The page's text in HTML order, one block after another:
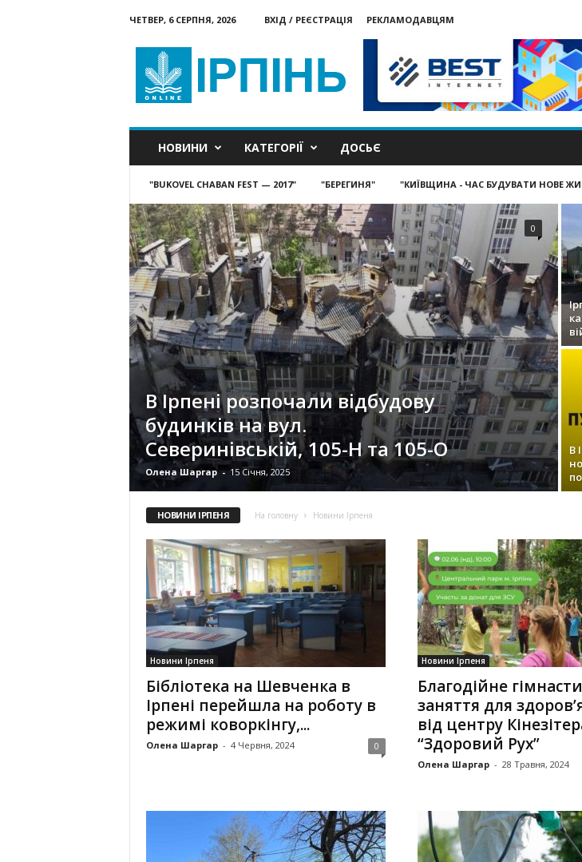
ЧЕТВЕР, 6 СЕРПНЯ, 2026 ВХІД / РЕЄСТРАЦІЯ
РЕКЛАМОДАВЦЯМ
онлайн
НОВИНИ КАТЕГОРІЇ ДОСЬЄ
"BUKOVEL CHABAN FEST — 2017" "БЕРЕГИНЯ" "КИЇВЩИНА - ЧАС БУДУВАТИ НОВЕ
В Ірпені розпочали відбудову
будинків на вул.
Северинівській, 105-Н та 105-О
Олена Шаргар - 15 Січня, 2025
0
В
НОВИНИ ІРПЕНЯ На головну Новини Ірпеня
Новини Ірпеня
Бібліотека на Шевченка в
Ірпені перейшла на роботу в
режимі коворкінгу,...
Олена Шаргар - 4 Червня, 2024 0
Новини Ірпеня
Благодійне
заняття для
від центру
“Здоровий Рух”
Олена Шаргар - 28 Травня, 2024